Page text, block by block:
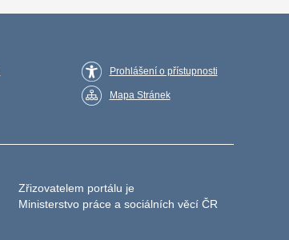
Prohlášení o přístupnosti
Mapa Stránek
Zřizovatelem portálu je
Ministerstvo práce a sociálních věcí ČR